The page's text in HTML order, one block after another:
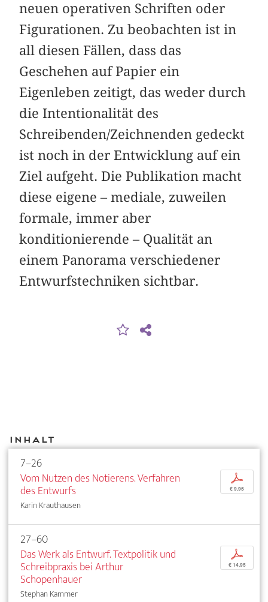
neuen operativen Schriften oder
Figurationen. Zu beobachten ist in
all diesen Fällen, dass das
Geschehen auf Papier ein
Eigenleben zeitigt, das weder durch
die Intentionalität des
Schreibenden/Zeichnenden gedeckt
ist noch in der Entwicklung auf ein
Ziel aufgeht. Die Publikation macht
diese eigene – mediale, zuweilen
formale, immer aber
konditionierende – Qualität an
einem Panorama verschiedener
Entwurfstechniken sichtbar.
Inhalt
7–26
Vom Nutzen des Notierens. Verfahren
des Entwurfs
Karin Krauthausen
p
€ 9,95
27–60
Das Werk als Entwurf. Textpolitik und
Schreibpraxis bei Arthur
Schopenhauer
Stephan Kammer
p
€ 14,95